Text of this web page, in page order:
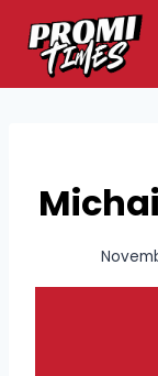
Inhalt
springen